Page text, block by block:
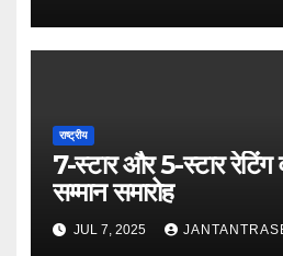
राष्ट्रीय
7-स्टार और 5-स्टार रेटिंग
सम्मान समारोह
JUL 7, 2025